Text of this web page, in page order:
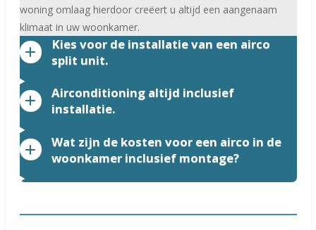
woning omlaag hierdoor creëert u altijd een aangenaam
klimaat in uw woonkamer.
Kies voor de installatie van een airco
split unit.
Airconditioning altijd inclusief
installatie.
Wat zijn de kosten voor een airco in de
woonkamer inclusief montage?